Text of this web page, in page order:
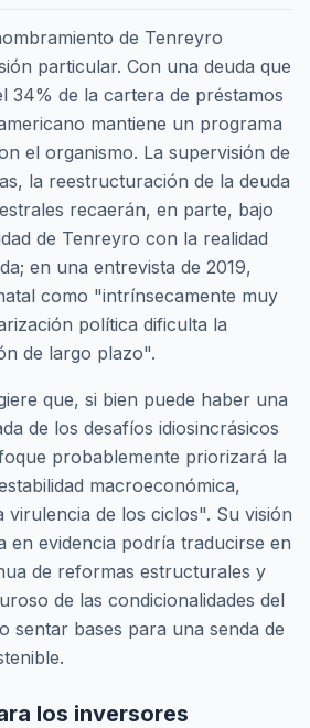
de Tenreyro
particular. Con una deuda que
34% de la cartera de préstamos
mantiene un programa
el organismo. La supervisión de
la reestructuración de la deuda
recaerán, en parte, bajo
de Tenreyro con la realidad
en una entrevista de 2019,
como "intrínsecamente muy
política dificulta la
de largo plazo".
que, si bien puede haber una
de los desafíos idiosincrásicos
probablemente priorizará la
macroeconómica,
virulencia de los ciclos". Su visión
en evidencia podría traducirse en
de reformas estructurales y
de las condicionalidades del
sentar bases para una senda de
los inversores